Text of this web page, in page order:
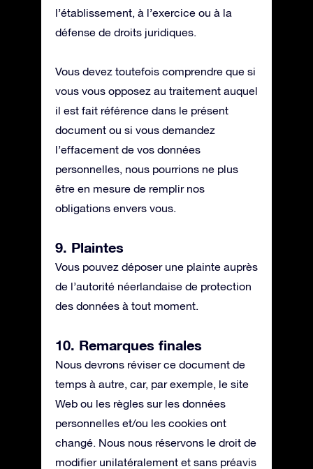
l’établissement, à l’exercice ou à la
défense de droits juridiques.
Vous devez toutefois comprendre que si
vous vous opposez au traitement auquel
il est fait référence dans le présent
document ou si vous demandez
l’effacement de vos données
personnelles, nous pourrions ne plus
être en mesure de remplir nos
obligations envers vous.
9. Plaintes
Vous pouvez déposer une plainte auprès
de l’autorité néerlandaise de protection
des données à tout moment.
10. Remarques finales
Nous devrons réviser ce document de
temps à autre, car, par exemple, le site
Web ou les règles sur les données
personnelles et/ou les cookies ont
changé. Nous nous réservons le droit de
modifier unilatéralement et sans préavis